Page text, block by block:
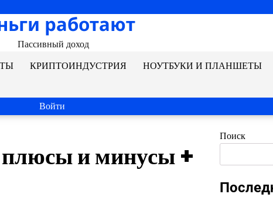
работают
Пассивный доход
КРИПТОИНДУСТРИЯ НОУТБУКИ И ПЛАНШЕТЫ
Войти
и минусы +
Поиск